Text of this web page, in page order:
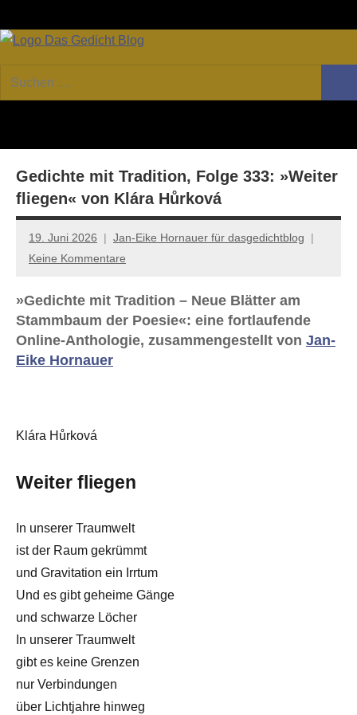
Inhalt
GEDICHT
Forum
von
Lyrik,
Essay
Suchen
nach:
Gedichte mit Tradition, Folge 333: »Weiter
fliegen« von Klára Hůrková
19. Juni 2026
Jan-Eike Hornauer für dasgedichtblog
Keine Kommentare
»Gedichte mit Tradition – Neue Blätter am
Stammbaum der Poesie«: eine fortlaufende
Online-Anthologie, zusammengestellt von Jan-
Eike Hornauer
Klára Hůrková
Weiter fliegen
In unserer Traumwelt
ist der Raum gekrümmt
und Gravitation ein Irrtum
Und es gibt geheime Gänge
und schwarze Löcher
In unserer Traumwelt
gibt es keine Grenzen
nur Verbindungen
über Lichtjahre hinweg